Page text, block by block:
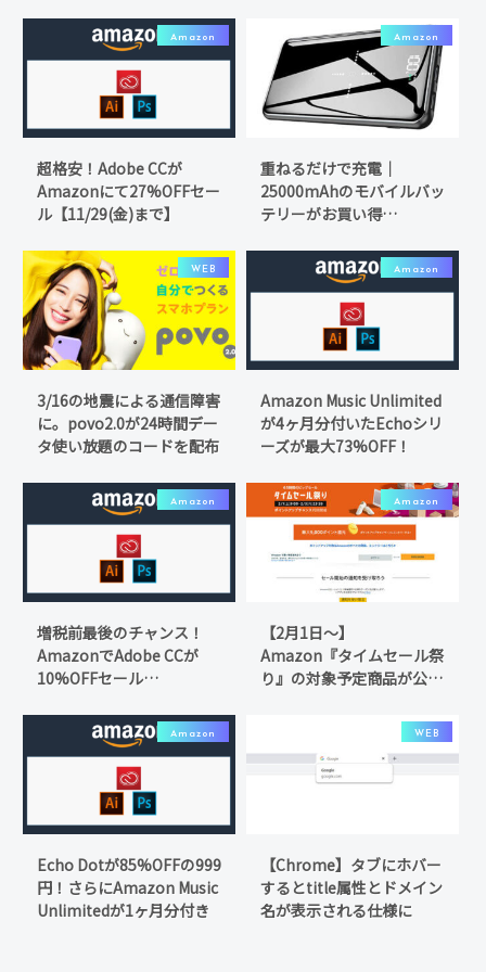
Amazon
超格安！Adobe CCが
Amazonにて27%OFFセー
ル【11/29(金)まで】
Amazon
重ねるだけで充電｜
25000mAhのモバイルバッ
テリーがお買い得
WEB
3/16の地震による通信障害
に。povo2.0が24時間デー
タ使い放題のコードを配布
Amazon
Amazon Music Unlimited
が4ヶ月分付いたEchoシリ
ーズが最大73%OFF！
Amazon
増税前最後のチャンス！
AmazonでAdobe CCが
10%OFFセール
Amazon
【2月1日～】
Amazon『タイムセール祭
り』の対象予定商品が公開
Amazon
Echo Dotが85%OFFの999
円！さらにAmazon Music
Unlimitedが1ヶ月分付き
WEB
【Chrome】タブにホバー
するとtitle属性とドメイン
名が表示される仕様に